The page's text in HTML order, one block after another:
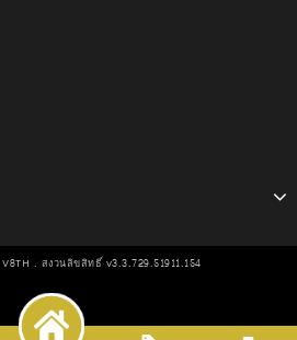
V8TH . สงวนลิขสิทธิ์ v3.3.729.51911.154